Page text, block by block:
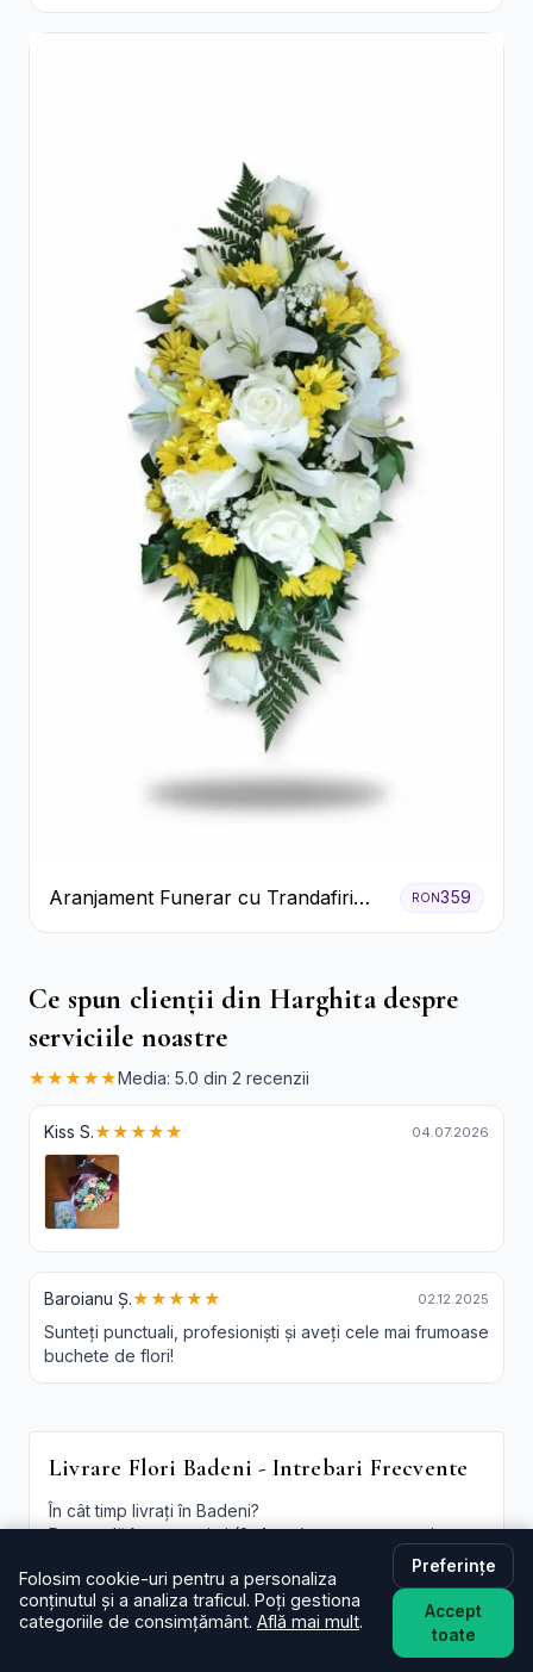
Crini
Aranjament Funerar cu Trandafiri
Albi Crizanteme Galbene și Crini
RON359
Ce spun clienții din Harghita despre
serviciile noastre
★★★★★Media: 5.0 din 2 recenzii
Kiss S.★★★★★ 04.07.2026
Baroianu Ș.★★★★★ 02.12.2025
Sunteți punctuali, profesioniști și aveți cele mai frumoase
buchete de flori!
Livrare Flori Badeni - Intrebari Frecvente
În cât timp livrați în Badeni?
De regulă în aceeași zi (2–4 ore) pentru comenzi
plasate în intervalul programului. La checkout poți
alege intervalul preferat; oferim șilivrare flori Badeni
in aceeasi ziîn funcție de disponibilitate.
Este livrarea de flori la domiciliu în Badeni disponibilă și
Folosim cookie-uri pentru a personaliza
conținutul și a analiza traficul. Poți gestiona
categoriile de consimțământ. Află mai mult.
Preferințe
Accept
toate